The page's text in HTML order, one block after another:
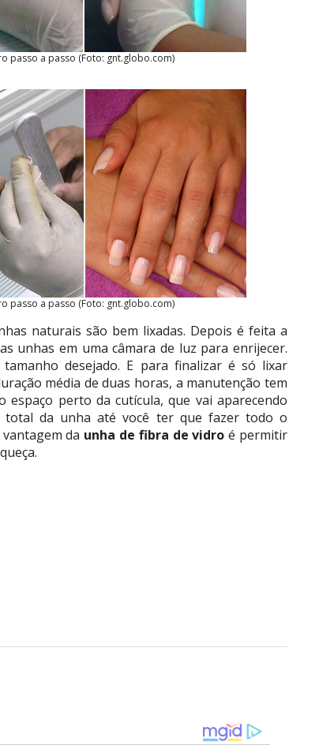
passo a passo (Foto: gnt.globo.com)
passo a passo (Foto: gnt.globo.com)
naturais são bem lixadas. Depois é feita a
unhas em uma câmara de luz para enrijecer.
desejado. E para finalizar é só lixar
média de duas horas, a manutenção tem
perto da cutícula, que vai aparecendo
da unha até você ter que fazer todo o
da unha de fibra de vidro é permitir